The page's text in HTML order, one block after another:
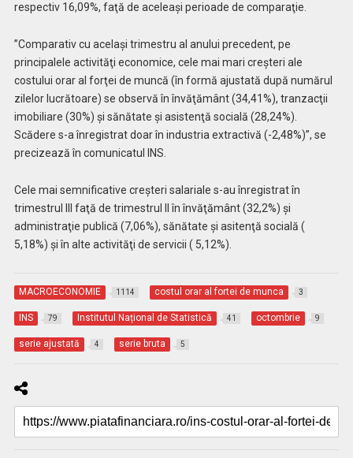
respectiv 16,09%, faţă de aceleaşi perioade de comparaţie.
”Comparativ cu acelaşi trimestru al anului precedent, pe
principalele activităţi economice, cele mai mari creşteri ale
costului orar al forţei de muncă (în formă ajustată după numărul
zilelor lucrătoare) se observă în învăţământ (34,41%), tranzacţii
imobiliare (30%) şi sănătate şi asistenţă socială (28,24%).
Scădere s-a înregistrat doar în industria extractivă (-2,48%)”, se
precizează în comunicatul INS.
Cele mai semnificative creşteri salariale s-au înregistrat în
trimestrul III faţă de trimestrul II în învăţământ (32,2%) şi
administraţie publică (7,06%), sănătate şi asitenţă socială (
5,18%) şi în alte activităţi de servicii ( 5,12%).
MACROECONOMIE 1114 costul orar al fortei de munca 3
INS 79 Institutul Național de Statistică 41 octombrie 9
serie ajustată 4 serie bruta 5